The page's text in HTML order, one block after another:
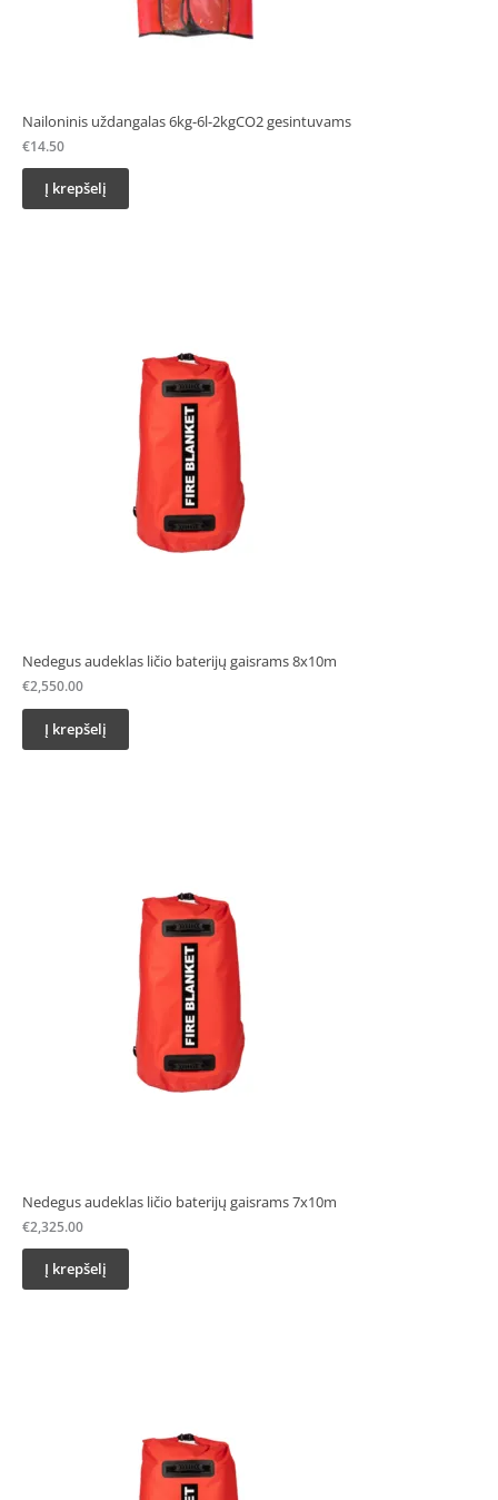
Nailoninis uždangalas 6kg-6l-2kgCO2 gesintuvams
€14.50
Į krepšelį
Nedegus audeklas ličio baterijų gaisrams 8x10m
€2,550.00
Į krepšelį
Nedegus audeklas ličio baterijų gaisrams 7x10m
€2,325.00
Į krepšelį